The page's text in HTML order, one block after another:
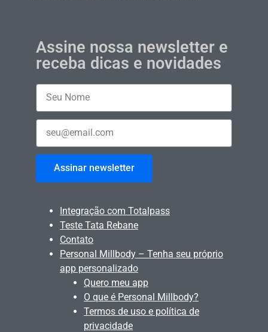
Assine nossa newsletter e
receba dicas e novidades
Assinar newsletter
Integração com Totalpass
Teste Tata Rebane
Contato
Personal Millbody – Tenha seu próprio
app personalizado
Quero meu app
O que é Personal Millbody?
Termos de uso e política de
privacidade